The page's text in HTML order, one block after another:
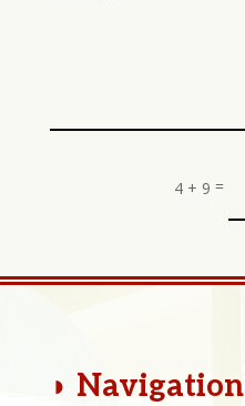
4 + 9 =
◗ Navigation